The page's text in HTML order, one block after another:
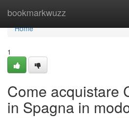
bookmarkwuzz
Home
Home
1
Come acquistare
in Spagna in